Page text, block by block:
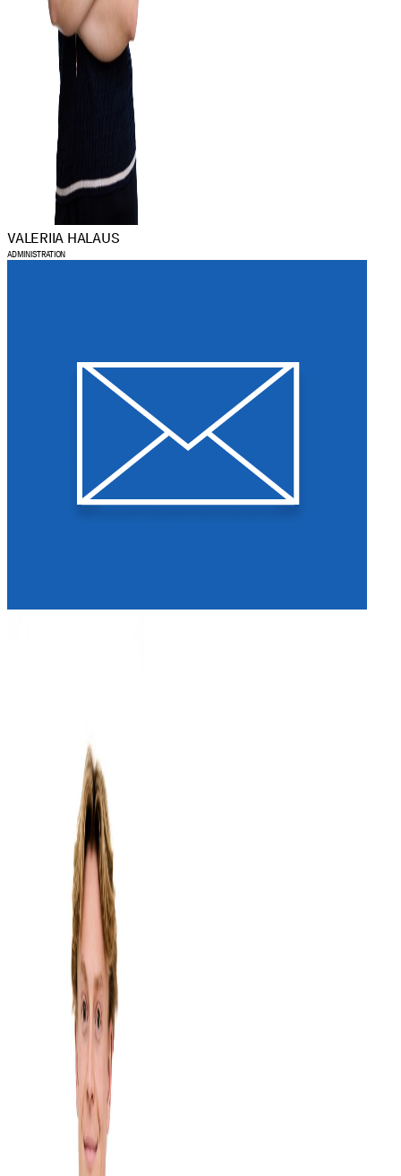
VALERIIA HALAUS
ADMINISTRATION